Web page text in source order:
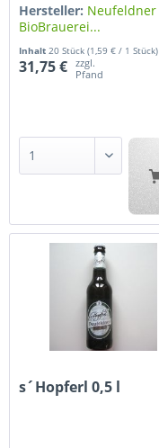
Hersteller: Neufeldner
BioBrauerei...
Inhalt20 Stück(1,59 € / 1 Stück)
31,75 €
zzgl.
Pfand
s´Hopferl 0,5 l